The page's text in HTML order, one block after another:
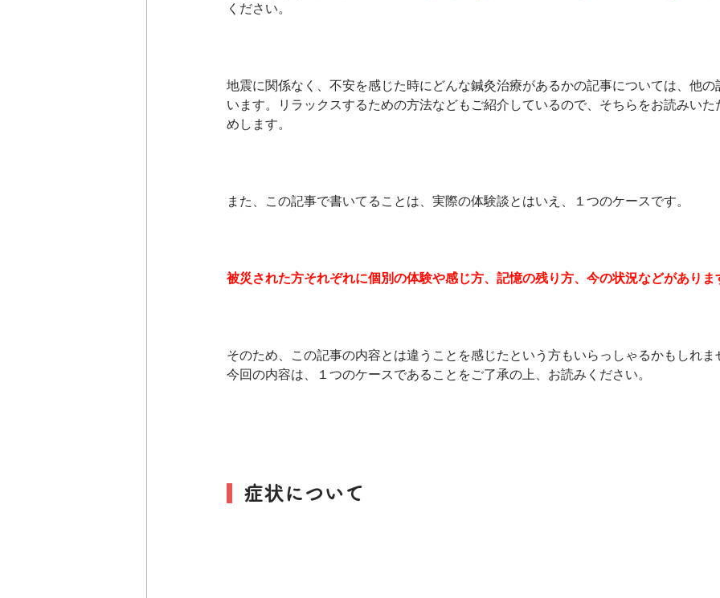
ください。
地震に関係なく、不安を感じた時にどんな鍼灸治療があるかの記事については、他の
います。リラックスするための方法などもご紹介しているので、そちらをお読みいた
めします。
また、この記事で書いてることは、実際の体験談とはいえ、１つのケースです。
被災された方それぞれに個別の体験や感じ方、記憶の残り方、今の状況などがありま
そのため、この記事の内容とは違うことを感じたという方もいらっしゃるかもしれま
今回の内容は、１つのケースであることをご了承の上、お読みください。
症状について